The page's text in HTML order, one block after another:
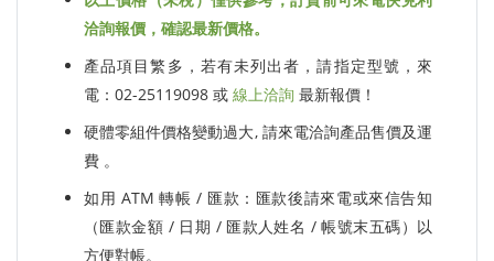
洽詢報價，確認最新價格。
產品項目繁多，若有未列出者，請指定型號，來
電：02-25119098 或 線上洽詢 最新報價！
硬體零組件價格變動過大, 請來電洽詢產品售價及運
費 。
如用 ATM 轉帳 / 匯款：匯款後請來電或來信告知
（匯款金額 / 日期 / 匯款人姓名 / 帳號末五碼）以
方便對帳。